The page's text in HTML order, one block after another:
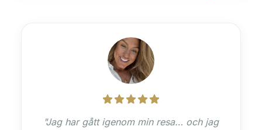
Jag har gått igenom min resa… och jag